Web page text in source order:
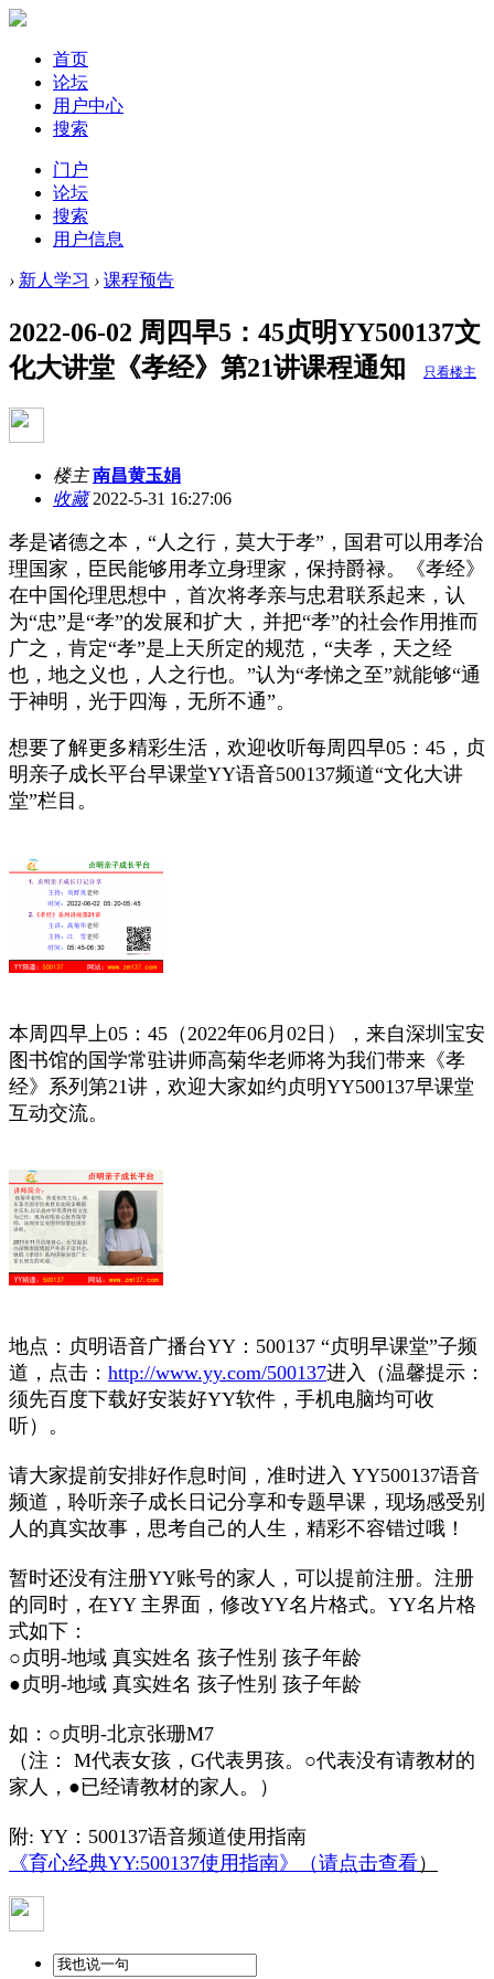
首页
论坛
用户中心
搜索
门户
论坛
搜索
用户信息
› 新人学习 › 课程预告
2022-06-02 周四早5：45贞明YY500137文
化大讲堂《孝经》第21讲课程通知
只看楼主
楼主 南昌黄玉娟
收藏2022-5-31 16:27:06
孝是诸德之本，“人之行，莫大于孝”，国君可以用孝治
理国家，臣民能够用孝立身理家，保持爵禄。《孝经》
在中国伦理思想中，首次将孝亲与忠君联系起来，认
为“忠”是“孝”的发展和扩大，并把“孝”的社会作用推而
广之，肯定“孝”是上天所定的规范，“夫孝，天之经
也，地之义也，人之行也。”认为“孝悌之至”就能够“通
于神明，光于四海，无所不通”。
想要了解更多精彩生活，欢迎收听每周四早05：45，贞
明亲子成长平台早课堂YY语音500137频道“文化大讲
堂”栏目。
本周四早上05：45（2022年06月02日），来自深圳宝安
图书馆的国学常驻讲师高菊华老师将为我们带来《孝
经》系列第21讲，欢迎大家如约贞明YY500137早课堂
互动交流。
地点：贞明语音广播台YY：500137 “贞明早课堂”子频
道，点击： http://www.yy.com/500137进入（温馨提示：
须先百度下载好安装好YY软件，手机电脑均可收
听）。
请大家提前安排好作息时间，准时进入 YY500137语音
频道，聆听亲子成长日记分享和专题早课，现场感受别
人的真实故事，思考自己的人生，精彩不容错过哦！
暂时还没有注册YY账号的家人，可以提前注册。注册
的同时，在YY 主界面，修改YY名片格式。YY名片格
式如下：
○贞明-地域 真实姓名 孩子性别 孩子年龄
●贞明-地域 真实姓名 孩子性别 孩子年龄
如：○贞明-北京张珊M7
（注： M代表女孩，G代表男孩。○代表没有请教材的
家人，●已经请教材的家人。）
附: YY：500137语音频道使用指南
《育心经典YY:500137使用指南》（请点击查看）